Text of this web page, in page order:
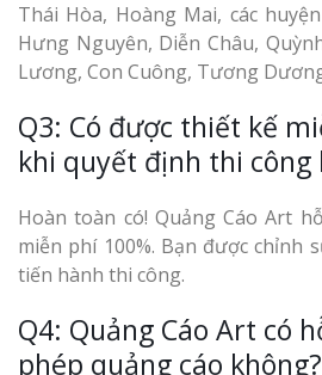
Thái Hòa, Hoàng Mai, các
Hưng Nguyên, Diễn Châu,
Lương, Con Cuông, Tương
Q3: Có được thiết kế
khi quyết định thi công
Hoàn toàn có! Quảng Cáo Art
miễn phí 100%. Bạn được chỉnh
tiến hành thi công.
Q4: Quảng Cáo Art có
phép quảng cáo không?